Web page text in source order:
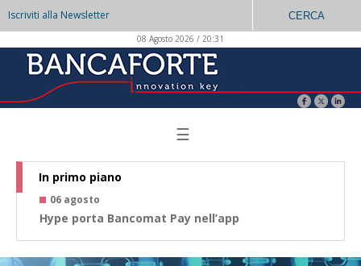
Iscriviti alla Newsletter CERCA
08 Agosto 2026 / 20:31
☰
In primo piano
06 agosto
Hype porta Bancomat Pay nell’app